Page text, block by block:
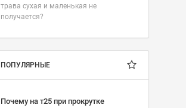
трава сухая и маленькая не
получается?
ПОПУЛЯРНЫЕ
Почему на т25 при прокрутке